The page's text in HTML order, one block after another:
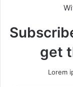
get
Lorem